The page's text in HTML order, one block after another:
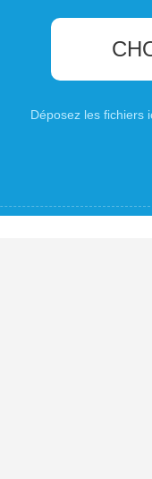
Déposez les fichiers